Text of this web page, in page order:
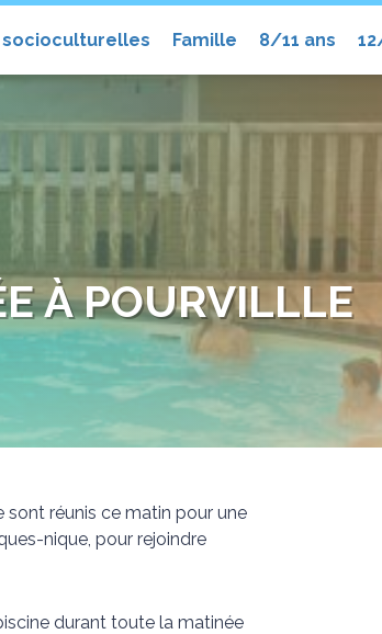
Famille 8/11 ans
À POURVILLLE
sont réunis ce matin pour une
nique, pour rejoindre
durant toute la matinée